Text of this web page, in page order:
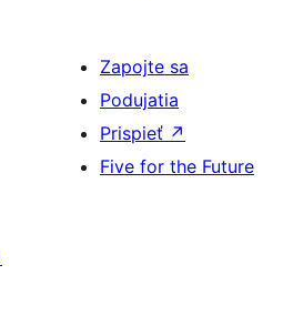
Zapojte sa
Podujatia
Prispieť ↗
Five for the Future